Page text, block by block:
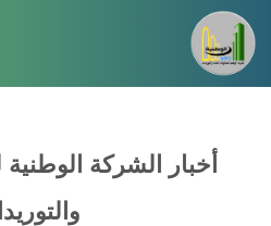
أخبار الشركة